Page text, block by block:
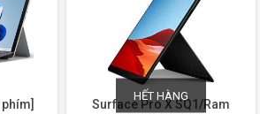
HẾT HÀNG
Surface Pro X SQ1/Ram